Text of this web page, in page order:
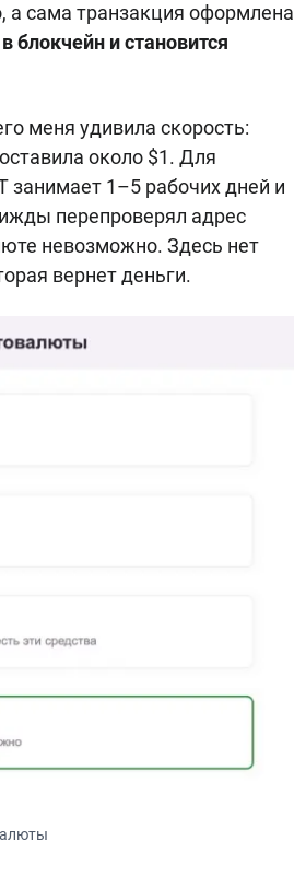
а сама транзакция оформлена
блокчейн и становится
меня удивила скорость:
около $1. Для
занимает 1–5 рабочих дней и
перепроверял адрес
невозможно. Здесь нет
вернет деньги.